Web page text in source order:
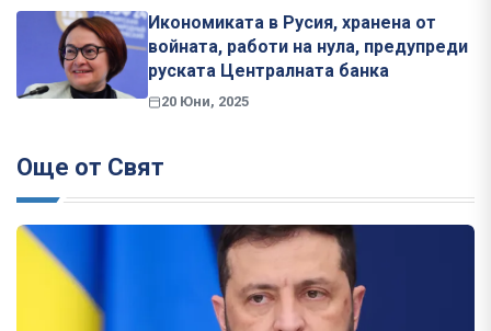
Икономиката в Русия, хранена от
войната, работи на нула, предупреди
руската Централната банка
20 Юни, 2025
Още от Свят